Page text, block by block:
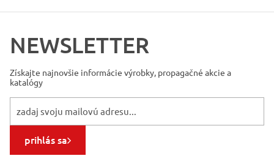
NEWSLETTER
Získajte najnovšie informácie výrobky, propagačné akcie a
katalógy
prihlás sa